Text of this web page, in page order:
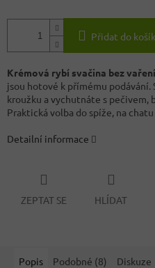
Přidat do
Krémová rybí svačina bez
jsou hotové k přímému
kroužku a vychutnáte s pečivem,
Praktická volba do spíže, na
Detailní informace
ZEPTAT SE HLÍDAT
Popis Podobné (8) Diskuze